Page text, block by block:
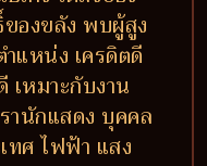
องขลัง พบผู้สูง
แหน่ง เครดิตดี
เหมาะกับงาน
านักแสดง บุคคล
ทศ ไฟฟ้า แสง